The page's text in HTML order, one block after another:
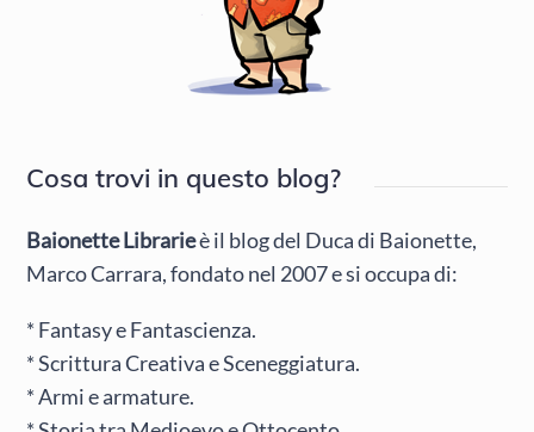
Cosa trovi in questo blog?
Baionette Librarieè il blog del Duca di Baionette,
Marco Carrara, fondato nel 2007 e si occupa di:
* Fantasy e Fantascienza.
* Scrittura Creativa e Sceneggiatura.
* Armi e armature.